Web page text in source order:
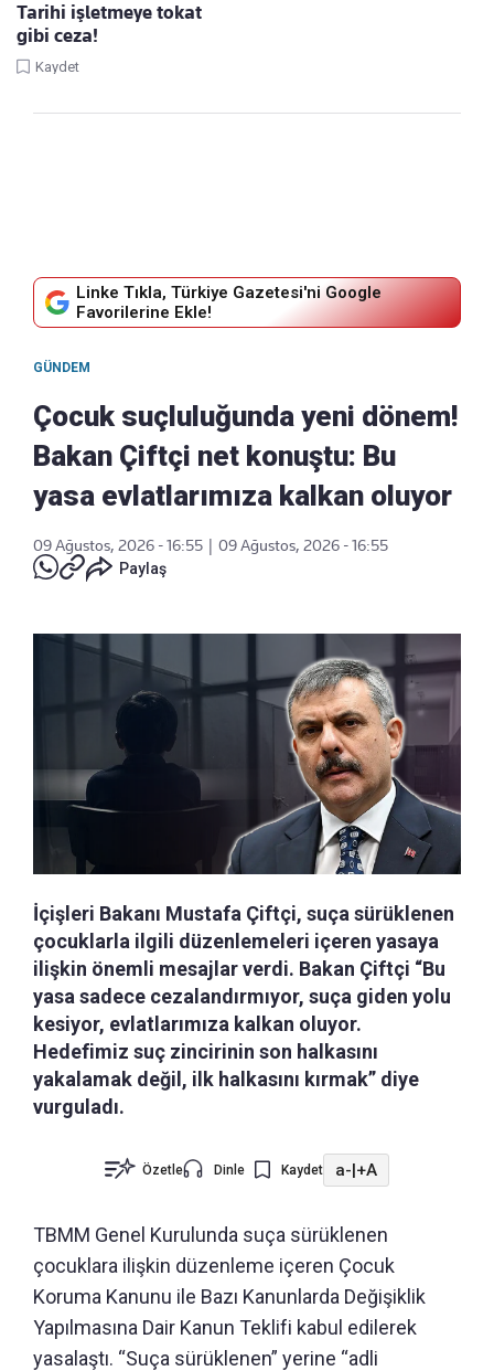
Tarihi işletmeye tokat
gibi ceza!
Kaydet
Linke Tıkla, Türkiye Gazetesi'ni Google
Favorilerine Ekle!
GÜNDEM
Çocuk suçluluğunda yeni dönem!
Bakan Çiftçi net konuştu: Bu
yasa evlatlarımıza kalkan oluyor
09 Ağustos, 2026 - 16:55
09 Ağustos, 2026 - 16:55
Paylaş
İçişleri Bakanı Mustafa Çiftçi, suça sürüklenen
çocuklarla ilgili düzenlemeleri içeren yasaya
ilişkin önemli mesajlar verdi. Bakan Çiftçi “Bu
yasa sadece cezalandırmıyor, suça giden yolu
kesiyor, evlatlarımıza kalkan oluyor.
Hedefimiz suç zincirinin son halkasını
yakalamak değil, ilk halkasını kırmak” diye
vurguladı.
Özetle Dinle Kaydet a-|+A
TBMM Genel Kurulunda suça sürüklenen
çocuklara ilişkin düzenleme içeren Çocuk
Koruma Kanunu ile Bazı Kanunlarda Değişiklik
Yapılmasına Dair Kanun Teklifi kabul edilerek
yasalaştı. “Suça sürüklenen” yerine “adli